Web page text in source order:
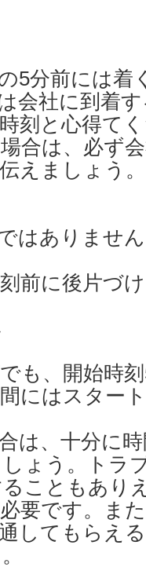
5分前には着
会社に到着
刻と心得て
合は、必ず
えましょう。
はありませ
前に後片づ
も、開始時
にはスター
は、十分に
ょう。トラ
こともあり
要です。ま
してもらえ